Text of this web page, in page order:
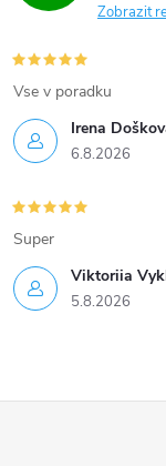
Zobrazit
Irena
6.8.2026
Vse v poradku
Viktoriia
5.8.2026
Super